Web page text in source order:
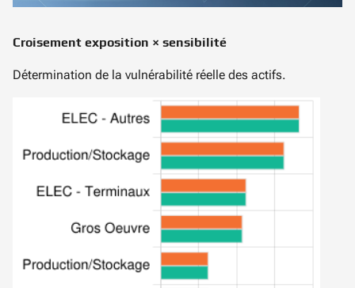
Croisement exposition × sensibilité
Détermination de la vulnérabilité réelle des actifs.